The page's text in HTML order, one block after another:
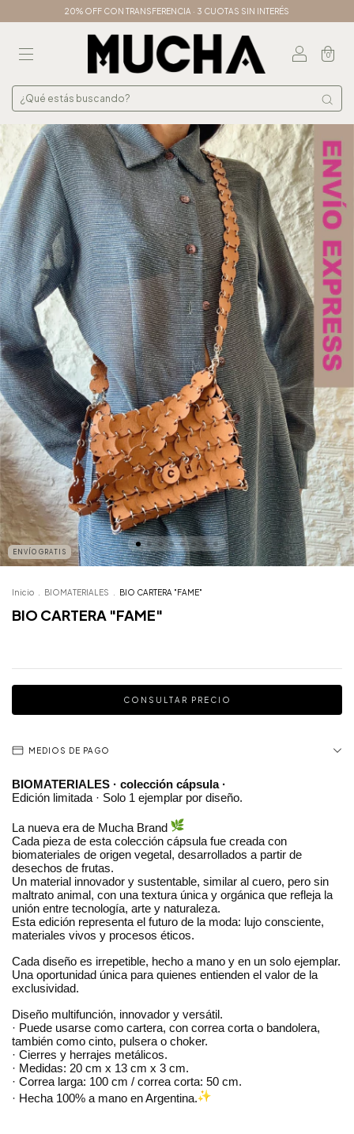
20% OFF CON TRANSFERENCIA · 3 CUOTAS SIN INTERÉS
0
ENVÍO GRATIS
Inicio BIOMATERIALES BIO CARTERA "FAME"
BIO CARTERA "FAME"
MEDIOS DE PAGO
BIOMATERIALES · colección cápsula ·
Edición limitada · Solo 1 ejemplar por diseño.
La nueva era de Mucha Brand
Cada pieza de esta colección cápsula fue creada con
biomateriales de origen vegetal, desarrollados a partir de
desechos de frutas.
Un material innovador y sustentable, similar al cuero, pero sin
maltrato animal, con una textura única y orgánica que refleja la
unión entre tecnología, arte y naturaleza.
Esta edición representa el futuro de la moda: lujo consciente,
materiales vivos y procesos éticos.
Cada diseño es irrepetible, hecho a mano y en un solo ejemplar.
Una oportunidad única para quienes entienden el valor de la
exclusividad.
Diseño multifunción, innovador y versátil.
· Puede usarse como cartera, con correa corta o bandolera,
también como cinto, pulsera o choker.
· Cierres y herrajes metálicos.
· Medidas: 20 cm x 13 cm x 3 cm.
· Correa larga: 100 cm / correa corta: 50 cm.
· Hecha 100% a mano en Argentina.